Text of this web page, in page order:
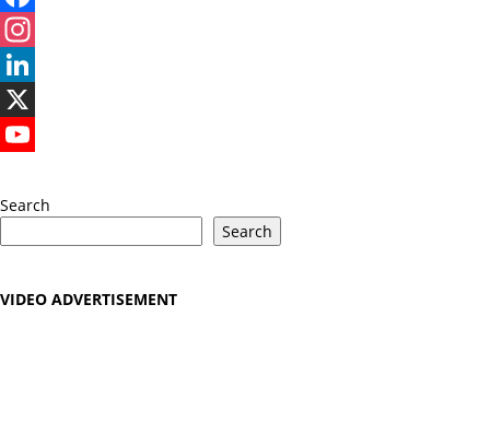
Facebook
Instagram
LinkedIn
X
Search
Search
VIDEO ADVERTISEMENT